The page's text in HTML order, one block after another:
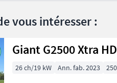
vous intéresser :
Giant G2500 Xtra
26 ch/19 kW Ann. fab. 2023